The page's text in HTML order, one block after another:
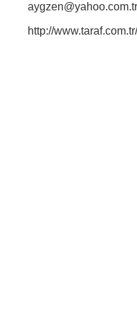
aygzen@yahoo.com.tr
http://